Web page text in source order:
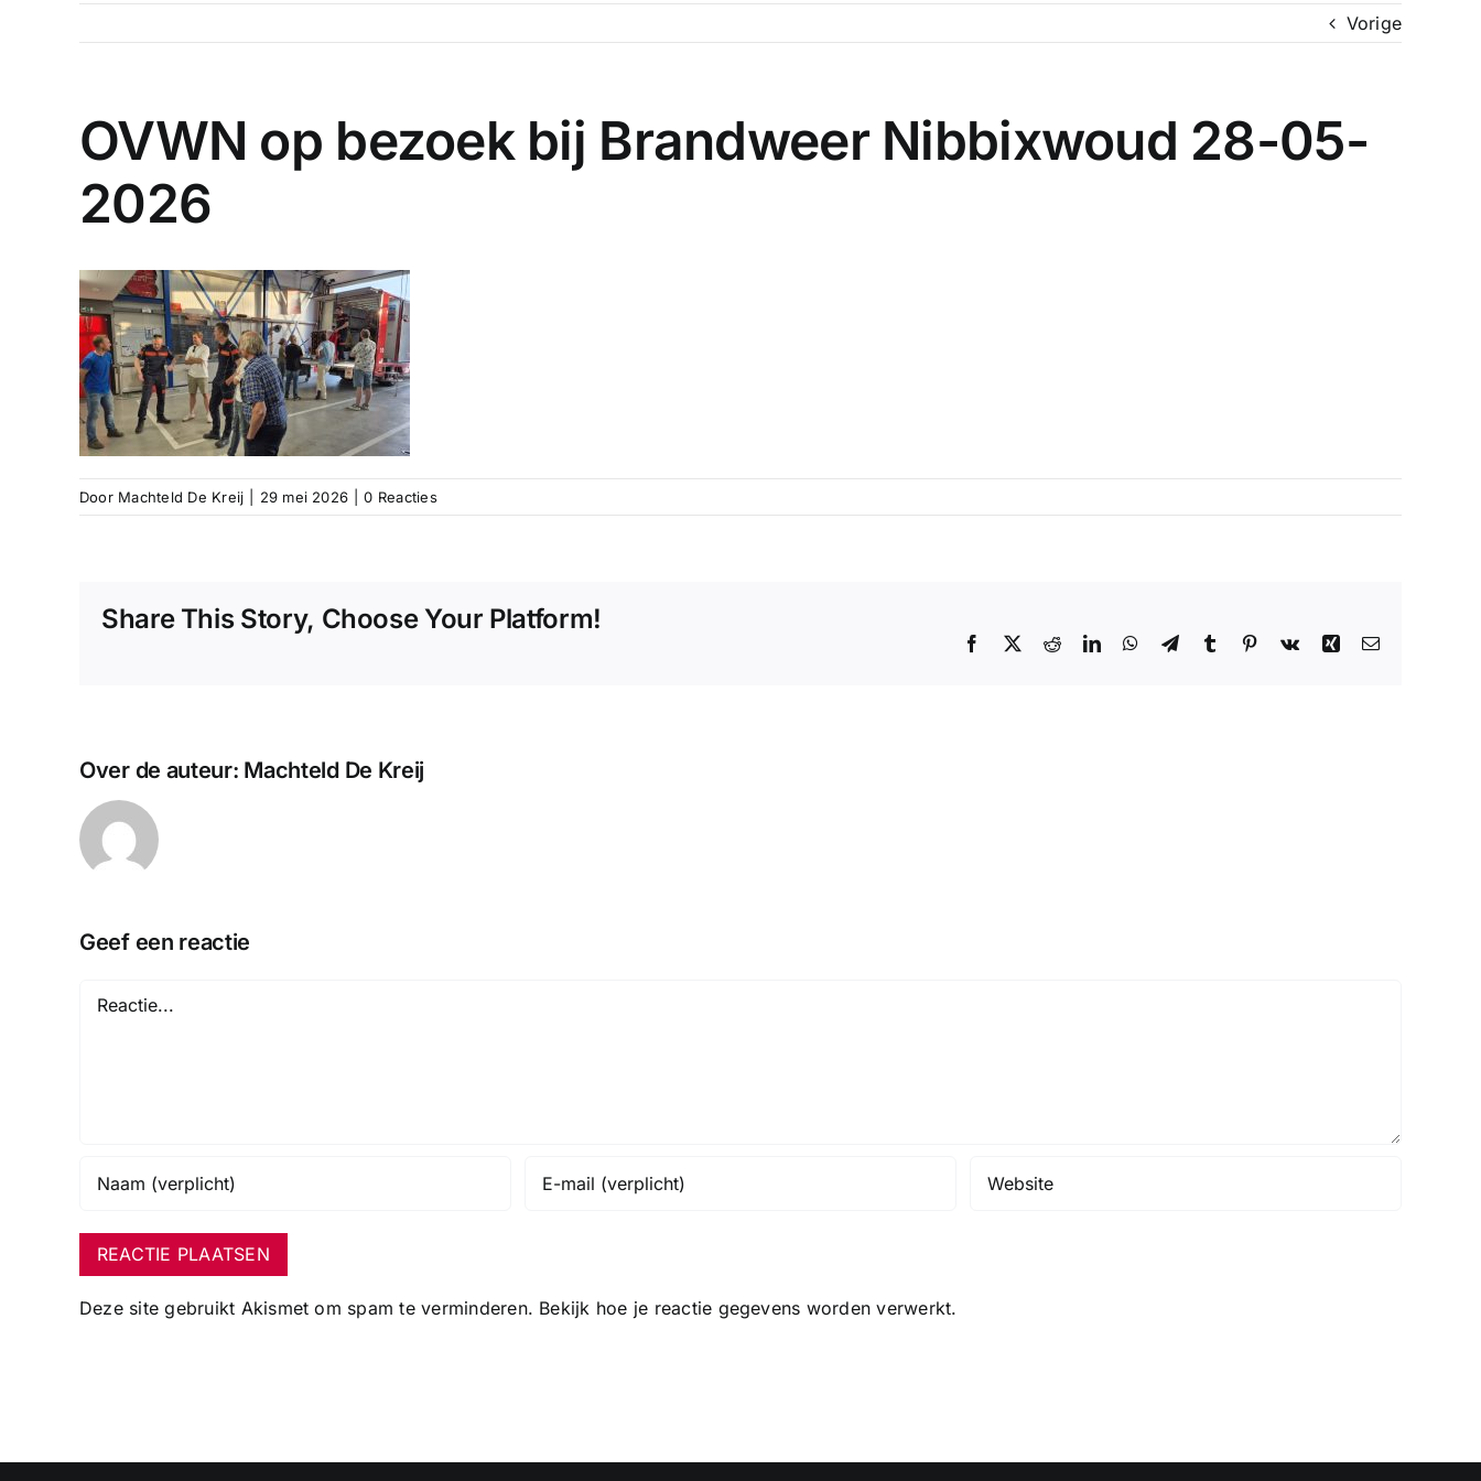
Vorige
OVWN op bezoek bij Brandweer Nibbixwoud 28-05-
2026
Door Machteld De Kreij 29 mei 2026 0 Reacties
Share This Story, Choose Your Platform!
Facebook
X RedditLinkedInWhatsApp
TelegramTumblr Pinterest
Vk Xing E-
Over de auteur: Machteld De Kreij
Geef een reactie
Reactie
Deze site gebruikt Akismet om spam te verminderen. Bekijk hoe je reactie gegevens worden verwerkt.